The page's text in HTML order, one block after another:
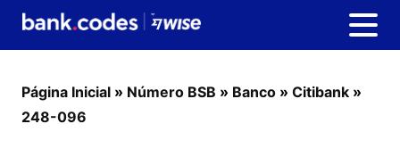
Página Inicial » Número BSB » Banco » Citibank »
248-096